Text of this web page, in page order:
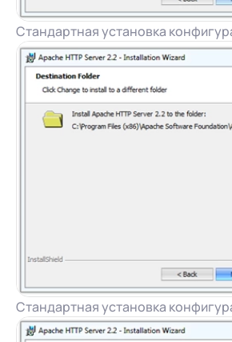
Стандартная установка
Стандартная установка